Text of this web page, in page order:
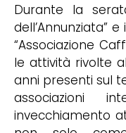
Durante la
dell’Annunziata”
“Associazione
le attività rivolte
anni presenti sul
associazioni
invecchiamento